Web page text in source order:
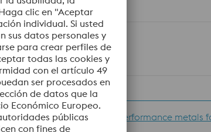
BW145_High performance metals
applications